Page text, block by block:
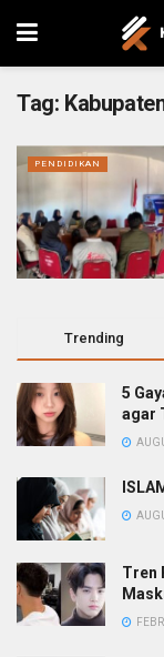
Tag:
PENDIDIKAN
Trending
5
agar
Tren